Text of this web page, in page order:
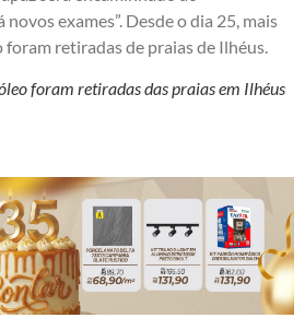
exames”. Desde o dia 25, mais
retiradas de praias de Ilhéus.
foram retiradas das praias em Ilhéus